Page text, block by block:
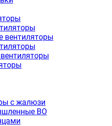
вентиляторы
с жалюзи
ВО